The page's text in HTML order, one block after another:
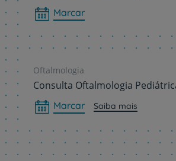
Marcar
Oftalmologia
Consulta Oftalmologia
Marcar Saiba mais